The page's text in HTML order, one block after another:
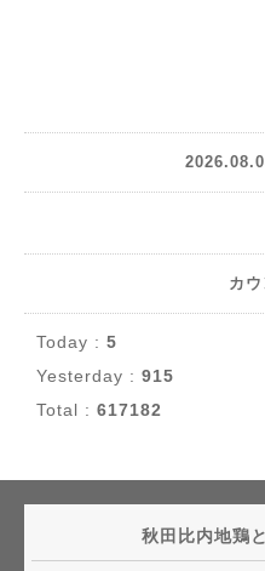
カ
Today : 5
Yesterday : 915
Total : 617182
秋田比内地鶏